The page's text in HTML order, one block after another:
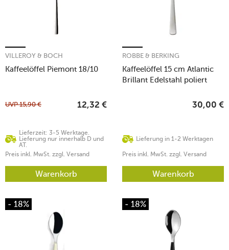
Kaffeelöffel Piemont 18/10
VILLEROY & BOCH
Lieferzeit: 3-5 Werktage.
Lieferung nur innerhalb D und
AT.
UVP15,90 € 12,32 €
Preis inkl. MwSt. zzgl. Versand
Warenkorb
Kaffeelöffel 15 cm Atlantic
Brillant Edelstahl poliert
ROBBE & BERKING
Lieferung in 1-2 Werktagen
30,00 €
Preis inkl. MwSt. zzgl. Versand
Warenkorb
- 18% - 18%